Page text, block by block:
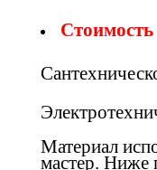
Материал
мастер. Ниже